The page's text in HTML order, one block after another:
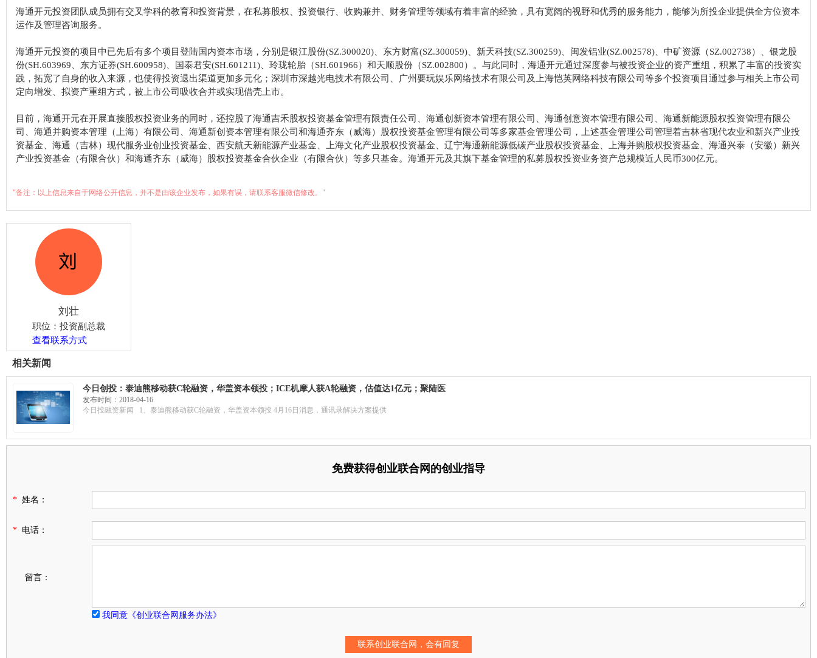
海通开元投资团队成员拥有交叉学科的教育和投资背景，在私募股权、投资银行、收购兼并、财务管理等领域有着丰富的经验，具有宽阔的视野和优秀的服务能力，能够为所投企业提供全方位资本
运作及管理咨询服务。
海通开元投资的项目中已先后有多个项目登陆国内资本市场，分别是银江股份(SZ.300020)、东方财富(SZ.300059)、新天科技(SZ.300259)、闽发铝业(SZ.002578)、中矿资源（SZ.002738）、银龙股
份(SH.603969、东方证券(SH.600958)、国泰君安(SH.601211)、玲珑轮胎（SH.601966）和天顺股份（SZ.002800）。与此同时，海通开元通过深度参与被投资企业的资产重组，积累了丰富的投资实
践，拓宽了自身的收入来源，也使得投资退出渠道更加多元化；深圳市深越光电技术有限公司、广州要玩娱乐网络技术有限公司及上海恺英网络科技有限公司等多个投资项目通过参与相关上市公司
定向增发、拟资产重组方式，被上市公司吸收合并或实现借壳上市。
目前，海通开元在开展直接股权投资业务的同时，还控股了海通吉禾股权投资基金管理有限责任公司、海通创新资本管理有限公司、海通创意资本管理有限公司、海通新能源股权投资管理有限公
司、海通并购资本管理（上海）有限公司、海通新创资本管理有限公司和海通齐东（威海）股权投资基金管理有限公司等多家基金管理公司，上述基金管理公司管理着吉林省现代农业和新兴产业投
资基金、海通（吉林）现代服务业创业投资基金、西安航天新能源产业基金、上海文化产业股权投资基金、辽宁海通新能源低碳产业股权投资基金、上海并购股权投资基金、海通兴泰（安徽）新兴
产业投资基金（有限合伙）和海通齐东（威海）股权投资基金合伙企业（有限合伙）等多只基金。海通开元及其旗下基金管理的私募股权投资业务资产总规模近人民币300亿元。
"备注：以上信息来自于网络公开信息，并不是由该企业发布，如果有误，请联系客服微信修改。"
刘壮
职位：投资副总裁
查看联系方式
相关新闻
今日创投：泰迪熊移动获C轮融资，华盖资本领投；ICE机摩人获A轮融资，估值达1亿元；聚陆医
疗获千万融资，用于市场拓展
发布时间：2018-04-16
今日投融资新闻 1、泰迪熊移动获C轮融资，华盖资本领投 4月16日消息，通讯录解决方案提供
免费获得创业联合网的创业指导
* 姓名：
* 电话：
留言：
我同意《创业联合网服务办法》